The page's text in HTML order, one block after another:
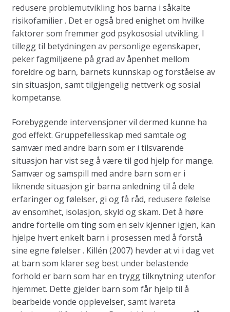
redusere problemutvikling hos barna i såkalte
risikofamilier . Det er også bred enighet om hvilke
faktorer som fremmer god psykososial utvikling. I
tillegg til betydningen av personlige egenskaper,
peker fagmiljøene på grad av åpenhet mellom
foreldre og barn, barnets kunnskap og forståelse av
sin situasjon, samt tilgjengelig nettverk og sosial
kompetanse.
Forebyggende intervensjoner vil dermed kunne ha
god effekt. Gruppefellesskap med samtale og
samvær med andre barn som er i tilsvarende
situasjon har vist seg å være til god hjelp for mange.
Samvær og samspill med andre barn som er i
liknende situasjon gir barna anledning til å dele
erfaringer og følelser, gi og få råd, redusere følelse
av ensomhet, isolasjon, skyld og skam. Det å høre
andre fortelle om ting som en selv kjenner igjen, kan
hjelpe hvert enkelt barn i prosessen med å forstå
sine egne følelser . Killén (2007) hevder at vi i dag vet
at barn som klarer seg best under belastende
forhold er barn som har en trygg tilknytning utenfor
hjemmet. Dette gjelder barn som får hjelp til å
bearbeide vonde opplevelser, samt ivareta